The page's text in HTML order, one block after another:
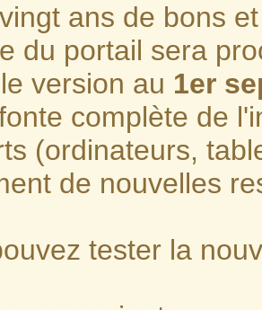
ans de bons
du portail sera
version au 1er
complète de
(ordinateurs,
de nouvelles
tester la